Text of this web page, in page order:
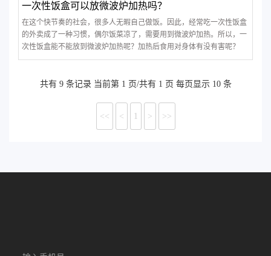
一次性饭盒可以放微波炉加热吗？
在这个快节奏的社会，很多人无暇自己做饭。因此，经常吃一次性饭盒
的外卖成了一种习惯，偶尔饭菜凉了，需要用到微波炉加热。所以，一
次性饭盒能不能放到微波炉加热呢？加热后食用对身体有没有害呢？
共有 9 条记录 当前第 1 页/共有 1 页 每页显示 10 条
<< < 1 > >>